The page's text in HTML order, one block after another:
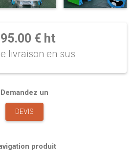
€ ht
livraison en sus
Demandez un
DEVIS
produit